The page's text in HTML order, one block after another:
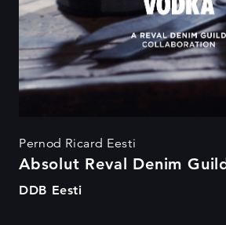
Pernod Ricard Eesti
Absolut Reval Denim
DDB Eesti